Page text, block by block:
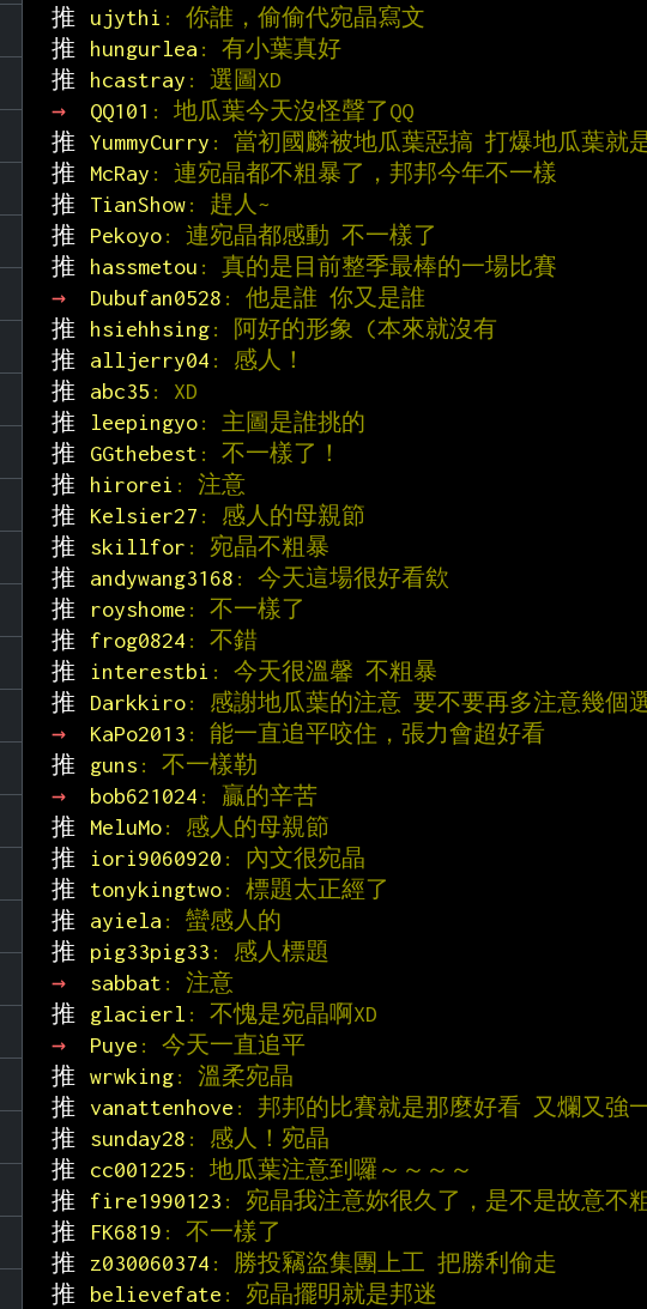
推
ujythi : 你誰，偷偷代宛晶寫文
推
hungurlea : 有小葉真好
推
hcastray : 選圖XD
→
QQ101 : 地瓜葉今天沒怪聲了QQ
推 YummyCurry : 當初國麟被地瓜葉惡搞 打爆地瓜葉就
推
McRay : 連宛晶都不粗暴了，邦邦今年不一樣
推
TianShow: 趕人~
推
Pekoyo: 連宛晶都感動 不一樣了
推
hassmetou : 真的是目前整季最棒的一場比賽
→
Dubufan0528 : 他是誰 你又是誰
推
hsiehhsing: 阿好的形象 (本來就沒有
推
alljerry04 : 感人！
推
abc35 : XD
推
leepingyo: 主圖是誰挑的
推
GGthebest : 不一樣了！
推
hirorei : 注意
推
Kelsier27 : 感人的母親節
推
skillfor : 宛晶不粗暴
推
andywang3168 : 今天這場很好看欸
推
royshome : 不一樣了
推
frog0824 : 不錯
推
interestbi : 今天很溫馨 不粗暴
推
Darkkiro: 感謝地瓜葉的注意 要不要再多注意幾個
→
KaPo2013 : 能一直追平咬住，張力會超好看
推
guns : 不一樣勒
→
bob621024 : 贏的辛苦
推
MeluMo: 感人的母親節
推
iori9060920 : 內文很宛晶
推
tonykingtwo: 標題太正經了
推
ayiela : 蠻感人的
推
pig33pig33 : 感人標題
→
sabbat : 注意
推
glacierl : 不愧是宛晶啊XD
→
Puye : 今天一直追平
推 wrwking: 溫柔宛晶
推
vanattenhove : 邦邦的比賽就是那麼好看 又爛又強
推
sunday28 : 感人！宛晶
推
cc001225 : 地瓜葉注意到囉～～～～
推
fire1990123 : 宛晶我注意妳很久了，是不是故意不
推
FK6819 : 不一樣了
推
z030060374 : 勝投竊盜集團上工 把勝利偷走
推
believefate : 宛晶擺明就是邦迷